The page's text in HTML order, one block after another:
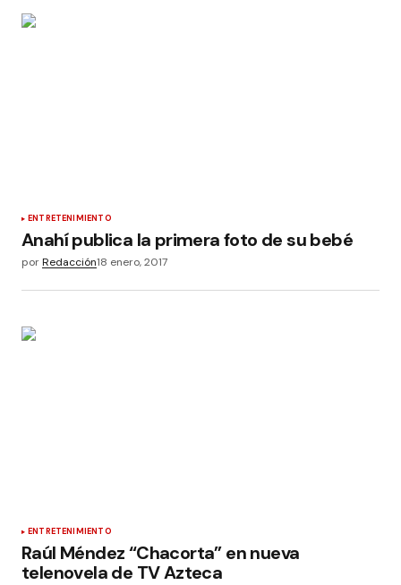
ENTRETENIMIENTO
Anahí publica la primera foto de su bebé
porRedacción18 enero, 2017
ENTRETENIMIENTO
Raúl Méndez “Chacorta” en nueva
telenovela de TV Azteca